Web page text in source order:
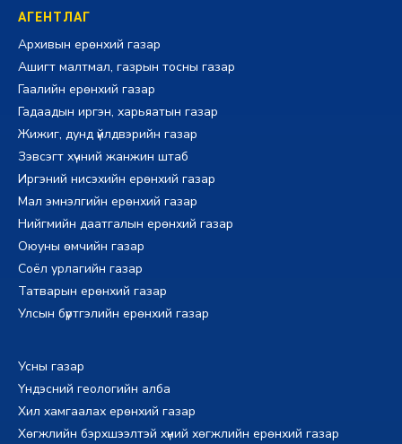
АГЕНТЛАГ
Архивын ерөнхий газар
Ашигт малтмал, газрын тосны газар
Гаалийн ерөнхий газар
Гадаадын иргэн, харьяатын газар
Жижиг, дунд үйлдвэрийн газар
Зэвсэгт хүчний жанжин штаб
Иргэний нисэхийн ерөнхий газар
Мал эмнэлгийн ерөнхий газар
Нийгмийн даатгалын ерөнхий газар
Оюуны өмчийн газар
Соёл урлагийн газар
Татварын ерөнхий газар
Улсын бүртгэлийн ерөнхий газар
Усны газар
Үндэсний геологийн алба
Хил хамгаалах ерөнхий газар
Хөгжлийн бэрхшээлтэй хүний хөгжлийн ерөнхий газар